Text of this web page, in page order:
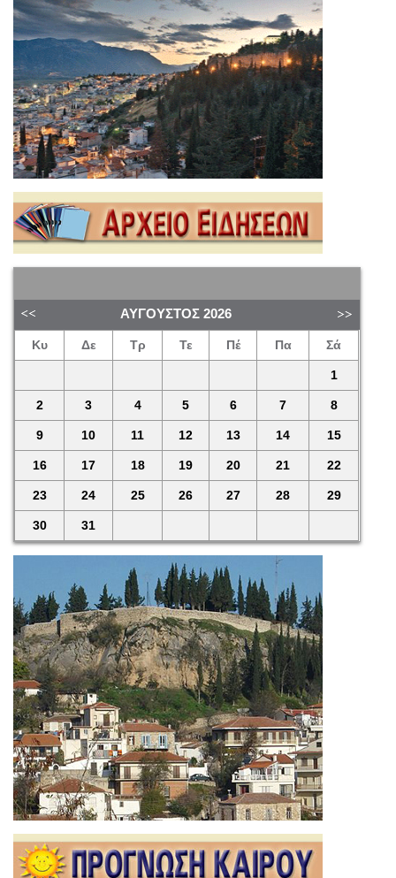
ΑΎΓΟΥΣΤΟΣ 2026
Κυ Δε Τρ Τε Πέ Πα Σά
1
2 3 4 5 6 7 8
9 10 11 12 13 14 15
16 17 18 19 20 21 22
23 24 25 26 27 28 29
30 31